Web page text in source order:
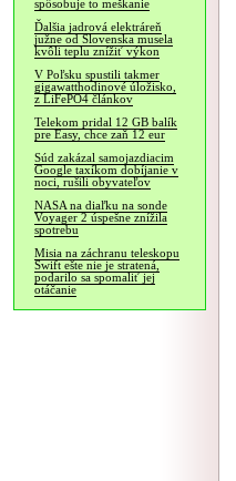
spôsobuje to meškanie
Ďalšia jadrová elektráreň
južne od Slovenska musela
kvôli teplu znížiť výkon
V Poľsku spustili takmer
gigawatthodinové úložisko,
z LiFePO4 článkov
Telekom pridal 12 GB balík
pre Easy, chce zaň 12 eur
Súd zakázal samojazdiacim
Google taxíkom dobíjanie v
noci, rušili obyvateľov
NASA na diaľku na sonde
Voyager 2 úspešne znížila
spotrebu
Misia na záchranu teleskopu
Swift ešte nie je stratená,
podarilo sa spomaliť jej
otáčanie